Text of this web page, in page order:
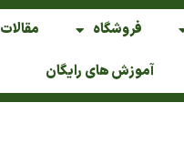
فروشگاه مقالات
آموزش های رایگان